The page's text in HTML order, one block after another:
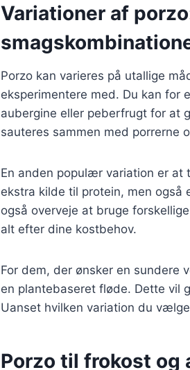
Variationer af
Porzo kan varieres på utallige
eksperimentere med. Du kan for
aubergine eller peberfrugt for at
sauteres sammen med porrerne
En anden populær variation er at
ekstra kilde til protein, men
også overveje at bruge
alt efter dine kostbehov.
For dem, der ønsker en
en plantebaseret fløde. Dette vil
Uanset hvilken variation du
Porzo til frokost og